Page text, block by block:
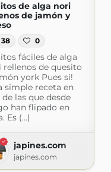
de alga nori
de jamón y
38 0
fáciles de alga
rellenos de quesito
york Pues si!
simple receta en
de las que desde
han flipado en
Es (...)
japines.com
japines.com